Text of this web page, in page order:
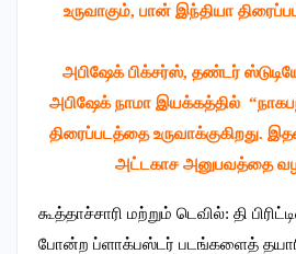
உருவாகும், பான் இந்தியா
அபிஷேக் பிக்சர்ஸ், தண்டர்
அபிஷேக் நாமா இயக்கத்தில்
திரைப்படத்தை உருவாக்குகிறது.
அட்டகாச அனுபவத்தை
கூத்தாச்சாரி மற்றும் டெவில்: தி
போன்ற ப்ளாக்பஸ்டர் படங்களைத்